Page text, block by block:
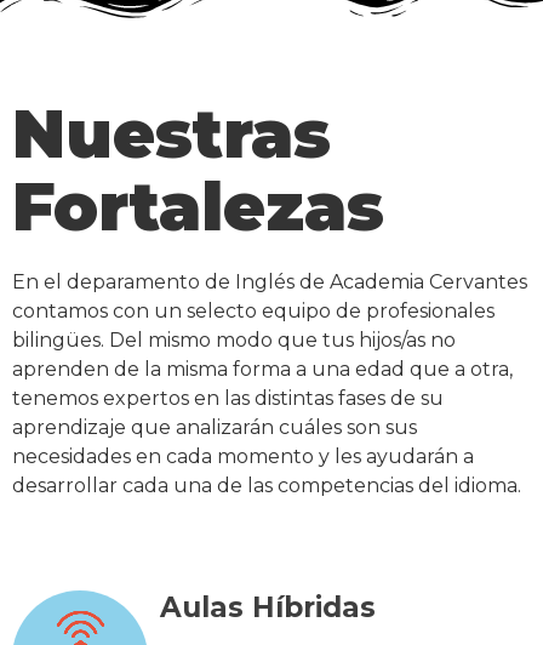
Nuestras
Fortalezas
En el deparamento de Inglés de Academia Cervantes
contamos con un selecto equipo de profesionales
bilingües. Del mismo modo que tus hijos/as no
aprenden de la misma forma a una edad que a otra,
tenemos expertos en las distintas fases de su
aprendizaje que analizarán cuáles son sus
necesidades en cada momento y les ayudarán a
desarrollar cada una de las competencias del idioma.
Aulas Híbridas